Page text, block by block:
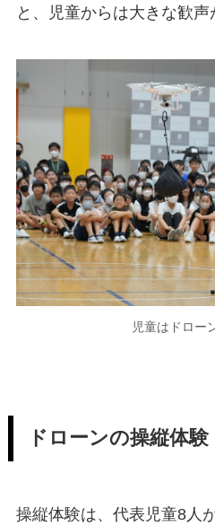
と、児童からは大きな歓声
児童はドロー
ドローンの操縦体験
操縦体験は、代表児童8人